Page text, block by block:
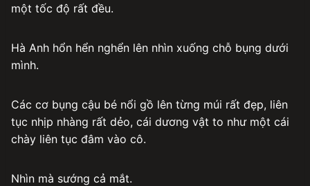
một tốc độ rất đều.
Hà Anh hổn hển nghển lên nhìn xuống chỗ bụng dưới
mình.
Các cơ bụng cậu bé nổi gồ lên từng múi rất đẹp, liên
tục nhịp nhàng rất dẻo, cái dương vật to như một cái
chày liên tục đâm vào cô.
Nhìn mà sướng cả mắt.